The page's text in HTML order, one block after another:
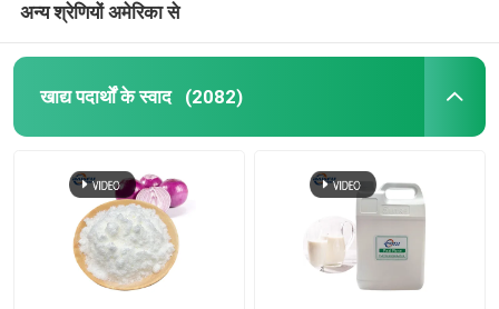
अन्य श्रेणियों अमेरिका से
खाद्य पदार्थों के स्वाद (2082)